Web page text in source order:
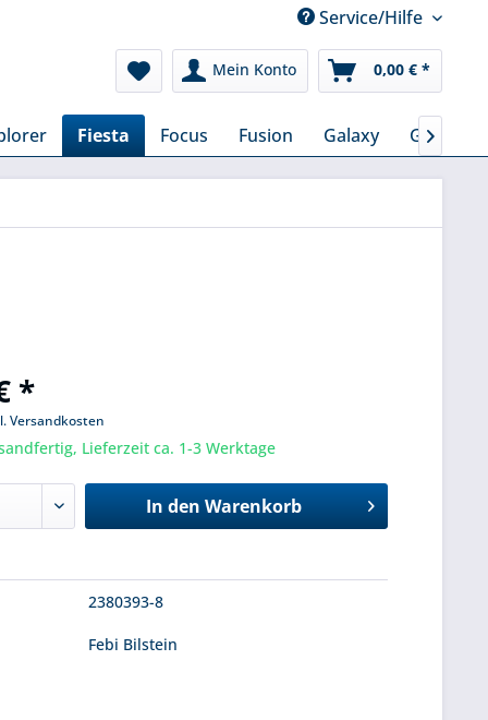
Service/Hilfe
Mein Konto 0,00 € *
Fiesta Focus Fusion Galaxy Grand

*
Versandkosten
Lieferzeit ca. 1-3 Werktage
In den Warenkorb
2380393-8
Febi Bilstein